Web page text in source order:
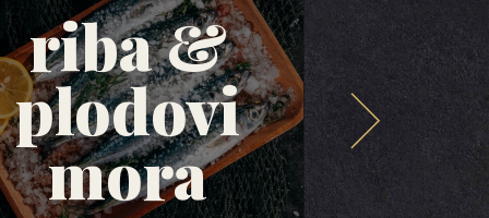
riba &
plodovi
mora